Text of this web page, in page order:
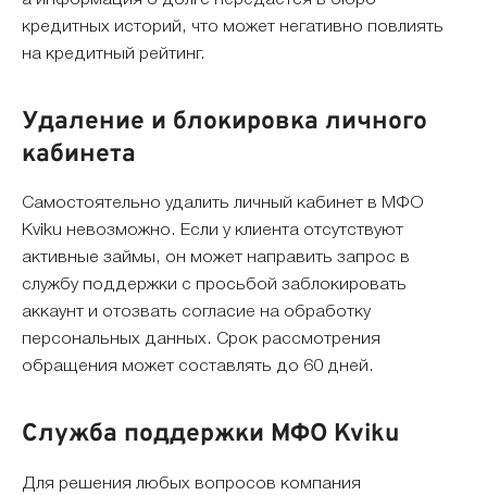
кредитных историй, что может негативно повлиять
на кредитный рейтинг.
Удаление и блокировка личного
кабинета
Самостоятельно удалить личный кабинет в МФО
Kviku невозможно. Если у клиента отсутствуют
активные займы, он может направить запрос в
службу поддержки с просьбой заблокировать
аккаунт и отозвать согласие на обработку
персональных данных. Срок рассмотрения
обращения может составлять до 60 дней.
Служба поддержки МФО Kviku
Для решения любых вопросов компания